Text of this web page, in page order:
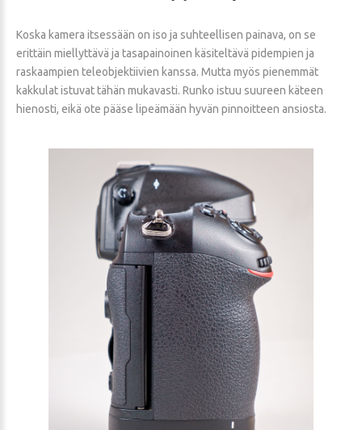
Koska kamera itsessään on iso ja suhteellisen painava, on se
erittäin miellyttävä ja tasapainoinen käsiteltävä pidempien ja
raskaampien teleobjektiivien kanssa. Mutta myös pienemmät
kakkulat istuvat tähän mukavasti. Runko istuu suureen käteen
hienosti, eikä ote pääse lipeämään hyvän pinnoitteen ansiosta.